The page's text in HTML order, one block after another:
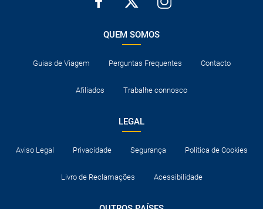
QUEM SOMOS
Guias de Viagem Perguntas Frequentes Contacto
Afiliados Trabalhe connosco
LEGAL
Aviso Legal Privacidade Segurança Política de Cookies
Livro de Reclamações Acessibilidade